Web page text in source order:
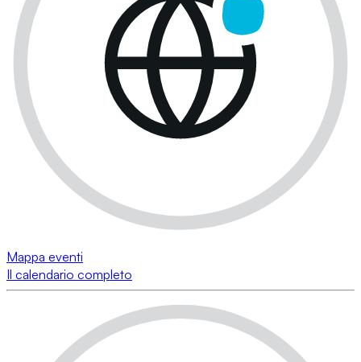
Mappa eventi
Il calendario completo